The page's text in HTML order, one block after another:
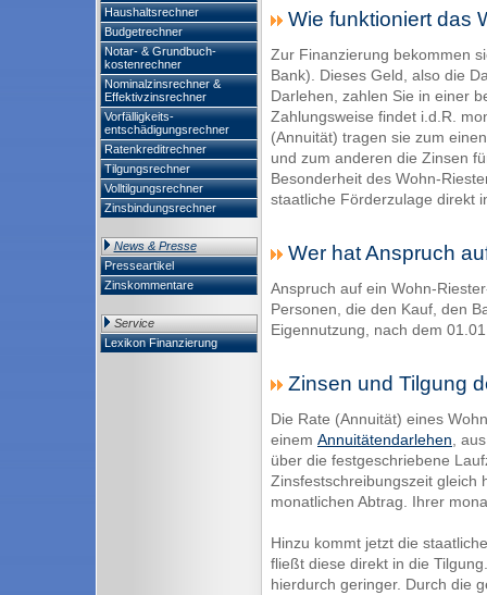
Haushaltsrechner
Budgetrechner
Notar- & Grundbuch-
kostenrechner
Nominalzinsrechner &
Effektivzinsrechner
Vorfälligkeits-
entschädigungsrechner
Ratenkreditrechner
Tilgungsrechner
Volltilgungsrechner
Zinsbindungsrechner
News & Presse
Presseartikel
Zinskommentare
Service
Lexikon Finanzierung
Wie funktioniert das
Zur Finanzierung bekommen
Bank). Dieses Geld, also die
Darlehen, zahlen Sie in einer
Zahlungsweise findet i.d.R.
(Annuität) tragen sie zum
und zum anderen die Zinsen
Besonderheit des Wohn-
staatliche Förderzulage direkt
Wer hat Anspruch
Anspruch auf ein Wohn-
Personen, die den Kauf, den
Eigennutzung, nach dem
Zinsen und Tilgung
Die Rate (Annuität) eines
einem Annuitätendarlehen ,
über die festgeschriebene
Zinsfestschreibungszeit gleich
monatlichen Abtrag. Ihrer
Hinzu kommt jetzt die
fließt diese direkt in die
hierdurch geringer. Durch die